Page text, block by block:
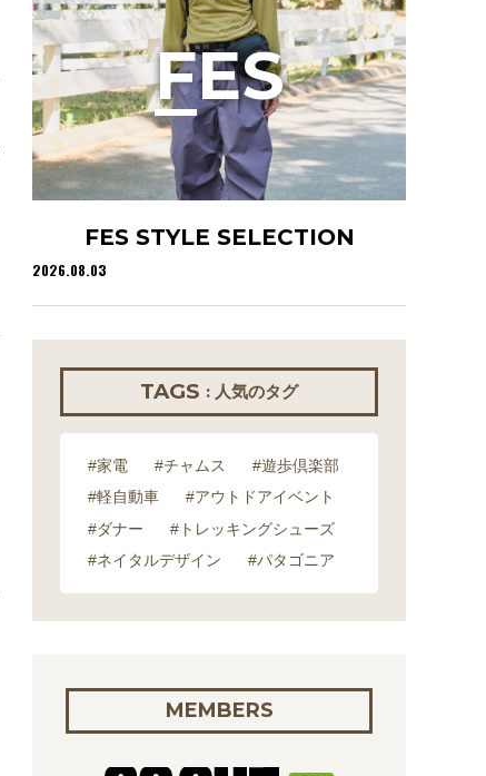
FES STYLE SELECTION
2026.08.03
FES
TAGS : 人気のタグ
#家電 #チャムス
#遊歩倶楽部
#軽自動車
#アウトドアイベント
#ダナー
#トレッキングシューズ
#ネイタルデザイン
#パタゴニア
MEMBERS